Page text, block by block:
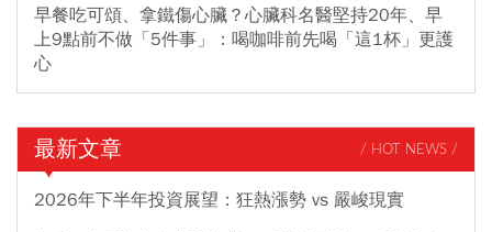
早餐吃可頌、拿鐵傷心臟？心臟科名醫堅持20年、早
上9點前不做「5件事」：喝咖啡前先喝「這1杯」更護
心
最新文章 / HOT NEWS /
2026年下半年投資展望：狂熱漲勢 vs 嚴峻現實